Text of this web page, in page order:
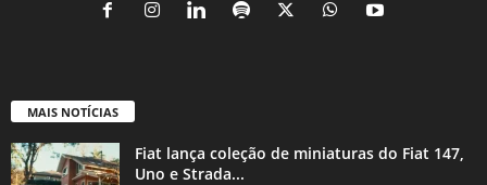
MAIS NOTÍCIAS
Fiat lança coleção de miniaturas do Fiat 147,
Uno e Strada...